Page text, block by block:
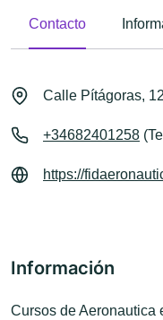
Contacto
Calle Pítágoras,
+34682401258
https://
Información
Cursos de Aeronautica